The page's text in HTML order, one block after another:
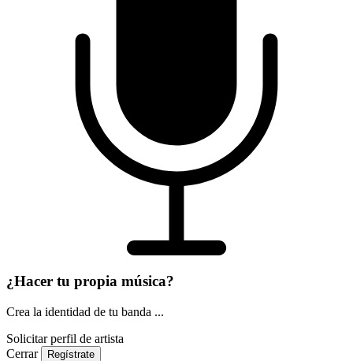
¿Hacer tu propia música?
Crea la identidad de tu banda ...
Solicitar perfil de artista
Cerrar
Regístrate